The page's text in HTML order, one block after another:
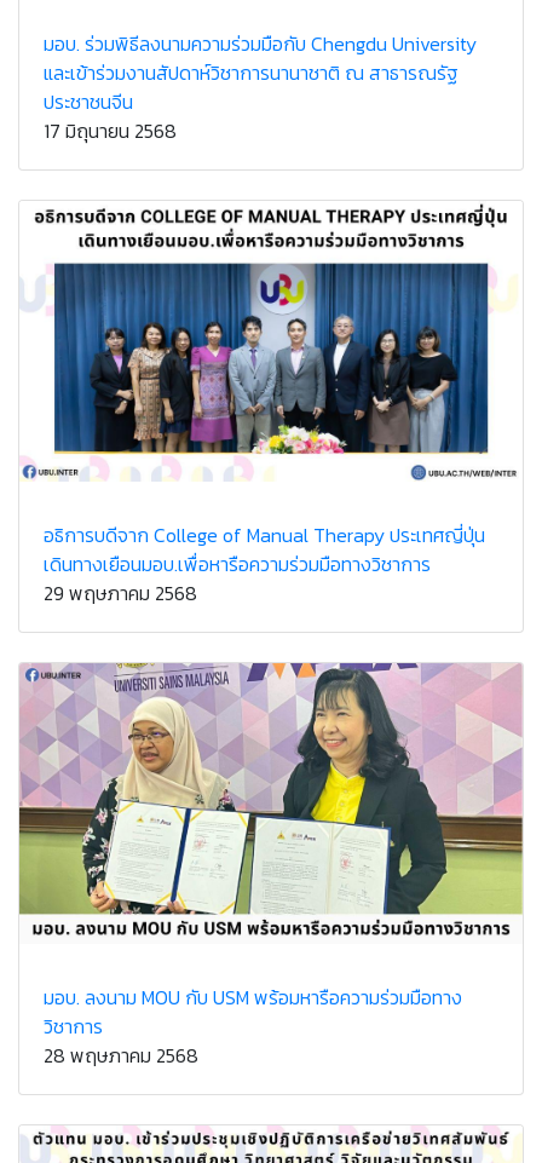
มอบ. ร่วมพิธีลงนามความร่วมมือกับ Chengdu University
และเข้าร่วมงานสัปดาห์วิชาการนานาชาติ ณ สาธารณรัฐ
ประชาชนจีน
17 มิถุนายน 2568
อธิการบดีจาก College of Manual Therapy ประเทศญี่ปุ่น
เดินทางเยือนมอบ.เพื่อหารือความร่วมมือทางวิชาการ
29 พฤษภาคม 2568
มอบ. ลงนาม MOU กับ USM พร้อมหารือความร่วมมือทาง
วิชาการ
28 พฤษภาคม 2568